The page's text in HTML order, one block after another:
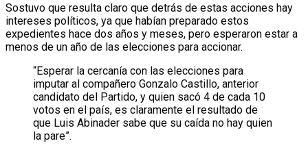
Sostuvo que resulta claro que detrás de estas acciones hay
intereses políticos, ya que habían preparado estos
expedientes hace dos años y meses, pero esperaron estar a
menos de un año de las elecciones para accionar.
“Esperar la cercanía con las elecciones para
imputar al compañero Gonzalo Castillo, anterior
candidato del Partido, y quien sacó 4 de cada 10
votos en el país, es claramente el resultado de
que Luis Abinader sabe que su caída no hay quien
la pare”.